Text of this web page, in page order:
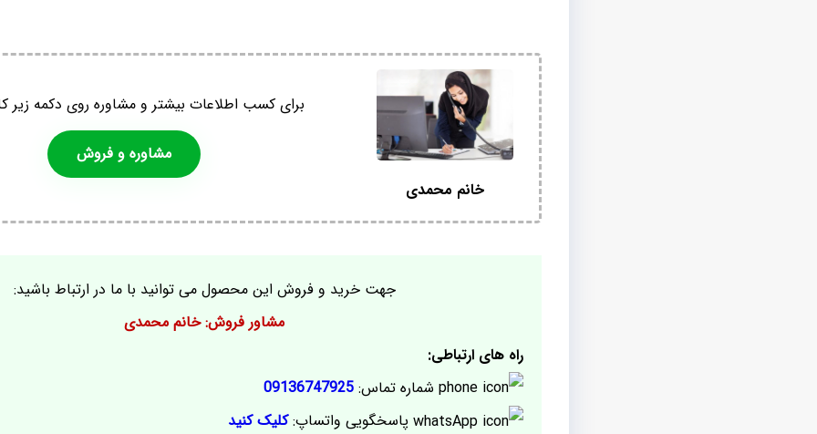
خانم محمدی
برای کسب اطلاعات بیشتر و مشاوره روی دکمه زیر
مشاوره و فروش
جهت خرید و فروش این محصول می توانید با ما در ارتباط باشید:
مشاور فروش: خانم محمدی
راه های ارتباطی:
شماره تماس: 09136747925
پاسخگویی واتساپ:کلیک کنید